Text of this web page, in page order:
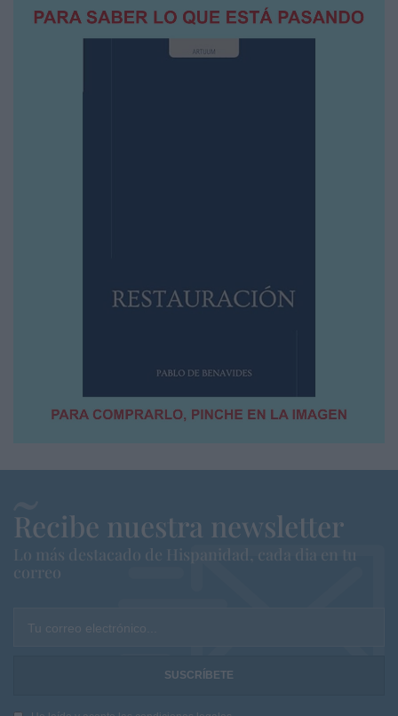
Recibe nuestra newsletter
Lo más destacado de Hispanidad, cada dia en tu
correo
Tu correo electrónico...